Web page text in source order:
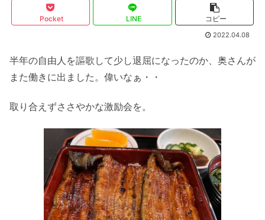
Pocket LINE コピー
2022.04.08
半年の自由人を謳歌して少し退屈になったのか、奥さんが
また働きに出ました。偉いなぁ・・
取り合えずささやかな激励会を。